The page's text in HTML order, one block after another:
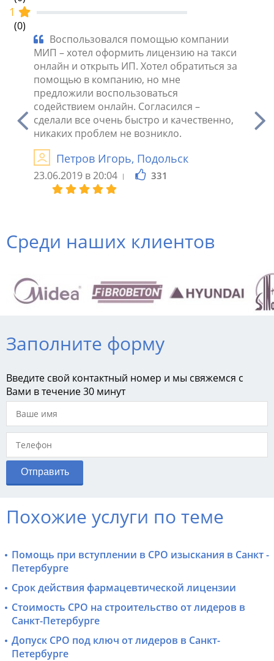
1
(0)
Воспользовался помощью компании
МИП – хотел оформить лицензию на такси
онлайн и открыть ИП. Хотел обратиться за
помощью в компанию, но мне
предложили воспользоваться
содействием онлайн. Согласился –
сделали все очень быстро и качественно,
никаких проблем не возникло.
Петров Игорь, Подольск
23.06.2019 в 20:04 331
Среди наших клиентов
Заполните форму
Введите свой контактный номер и мы свяжемся с
Вами в течение 30 минут
Похожие услуги по теме
Помощь при вступлении в СРО изыскания в Санкт -
Петербурге
Срок действия фармацевтической лицензии
Стоимость СРО на строительство от лидеров в
Санкт-Петербурге
Допуск СРО под ключ от лидеров в Санкт-
Петербурге